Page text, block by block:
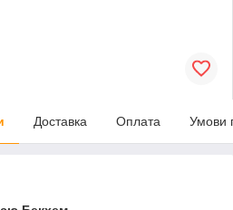
Доставка Оплата Умови